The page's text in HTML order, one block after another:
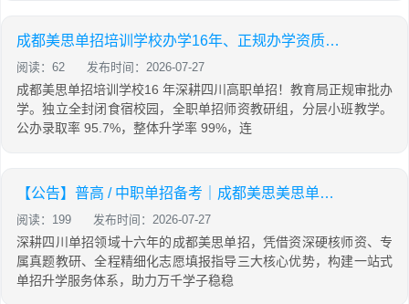
成都美思单招培训学校办学16年、正规办学资质、公办录取率 95.7%
阅读：62 发布时间：2026-07-27
成都美思单招培训学校16 年深耕四川高职单招！教育局正规审批办
学。独立全封闭食宿校园，全职单招师资教研组，分层小班教学。
公办录取率 95.7%，整体升学率 99%，连
【公告】普高 / 中职单招备考｜成都美思美思单招培训学校2027届定制化教学高效提分
阅读：199 发布时间：2026-07-27
深耕四川单招领域十六年的成都美思单招，凭借资深硬核师资、专
属真题教研、全程精细化志愿填报指导三大核心优势，构建一站式
单招升学服务体系，助力万千学子稳稳